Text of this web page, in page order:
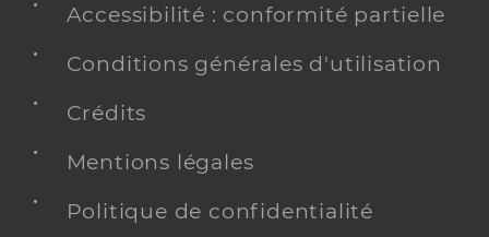
Accessibilité : conformité partielle
Conditions générales d'utilisation
Crédits
Mentions légales
Politique de confidentialité